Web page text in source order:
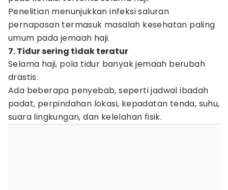
Penelitian menunjukkan infeksi saluran
pernapasan termasuk masalah kesehatan paling
umum pada jemaah haji.
7. Tidur sering tidak teratur
Selama haji, pola tidur banyak jemaah berubah
drastis.
Ada beberapa penyebab, seperti jadwal ibadah
padat, perpindahan lokasi, kepadatan tenda, suhu,
suara lingkungan, dan kelelahan fisik.